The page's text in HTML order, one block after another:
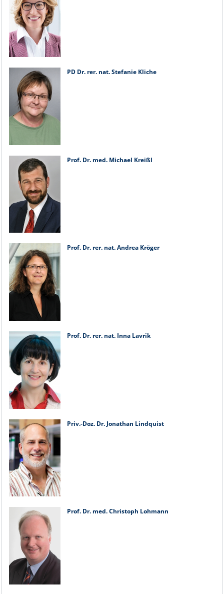
PD Dr. rer. nat. Stefanie Kliche
Prof. Dr. med. Michael Kreißl
Prof. Dr. rer. nat. Andrea Kröger
Prof. Dr. rer. nat. Inna Lavrik
Priv.-Doz. Dr. Jonathan Lindquist
Prof. Dr. med. Christoph Lohmann